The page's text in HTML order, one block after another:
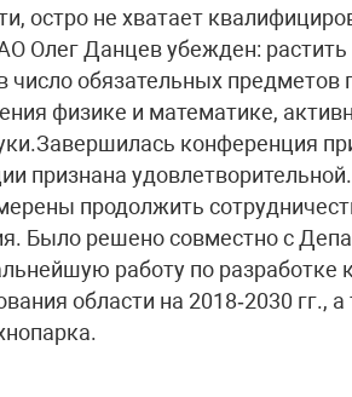
остро не хватает
Олег Данцев убежден:
число обязательных
физике и математике,
конференция
признана
продолжить
Было решено совместно с
работу по разработке
области на 2018‑2030 гг.,